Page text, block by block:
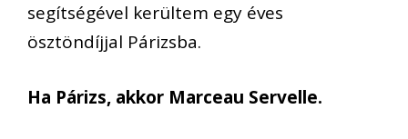
segítségével kerültem egy éves
ösztöndíjjal Párizsba.
Ha Párizs, akkor Marceau Servelle.